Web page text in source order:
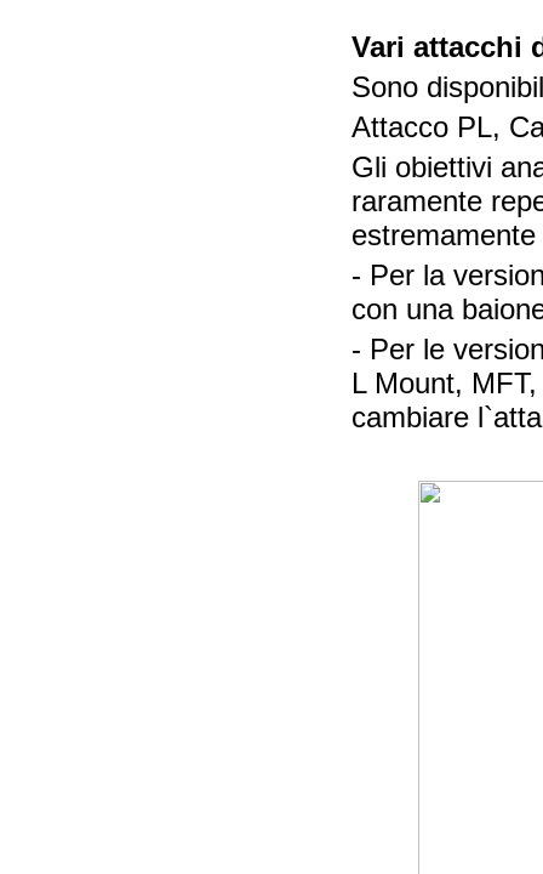
Vari attacchi
Sono
Attacco PL,
Gli obiettivi
raramente
- Per la
con una
- Per le
L Mount,
cambiare